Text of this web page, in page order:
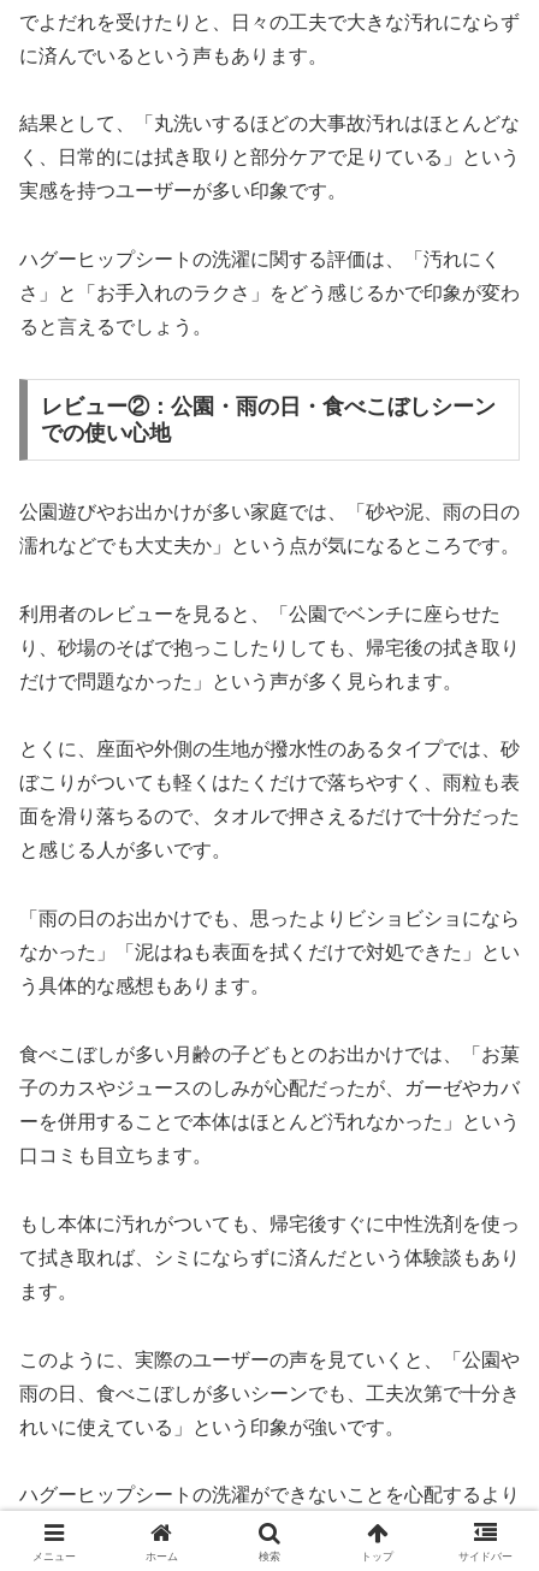
でよだれを受けたりと、日々の工夫で大きな汚れにならず
に済んでいるという声もあります。
結果として、「丸洗いするほどの大事故汚れはほとんどな
く、日常的には拭き取りと部分ケアで足りている」という
実感を持つユーザーが多い印象です。​
ハグーヒップシートの洗濯に関する評価は、「汚れにく
さ」と「お手入れのラクさ」をどう感じるかで印象が変わ
ると言えるでしょう。​
レビュー②：公園・雨の日・食べこぼしシーン
での使い心地
公園遊びやお出かけが多い家庭では、「砂や泥、雨の日の
濡れなどでも大丈夫か」という点が気になるところです。
利用者のレビューを見ると、「公園でベンチに座らせた
り、砂場のそばで抱っこしたりしても、帰宅後の拭き取り
だけで問題なかった」という声が多く見られます。​
とくに、座面や外側の生地が撥水性のあるタイプでは、砂
ぼこりがついても軽くはたくだけで落ちやすく、雨粒も表
面を滑り落ちるので、タオルで押さえるだけで十分だった
と感じる人が多いです。
「雨の日のお出かけでも、思ったよりビショビショになら
なかった」「泥はねも表面を拭くだけで対処できた」とい
う具体的な感想もあります。​
食べこぼしが多い月齢の子どもとのお出かけでは、「お菓
子のカスやジュースのしみが心配だったが、ガーゼやカバ
ーを併用することで本体はほとんど汚れなかった」という
口コミも目立ちます。
もし本体に汚れがついても、帰宅後すぐに中性洗剤を使っ
て拭き取れば、シミにならずに済んだという体験談もあり
ます。​
このように、実際のユーザーの声を見ていくと、「公園や
雨の日、食べこぼしが多いシーンでも、工夫次第で十分き
れいに使えている」という印象が強いです。
ハグーヒップシートの洗濯ができないことを心配するより
も、「どう予防し、どう拭き取るか」を押さえておくこと
が、満足度の高い使い方につながっているといえます。
メニュー ホーム 検索 トップ サイドバー